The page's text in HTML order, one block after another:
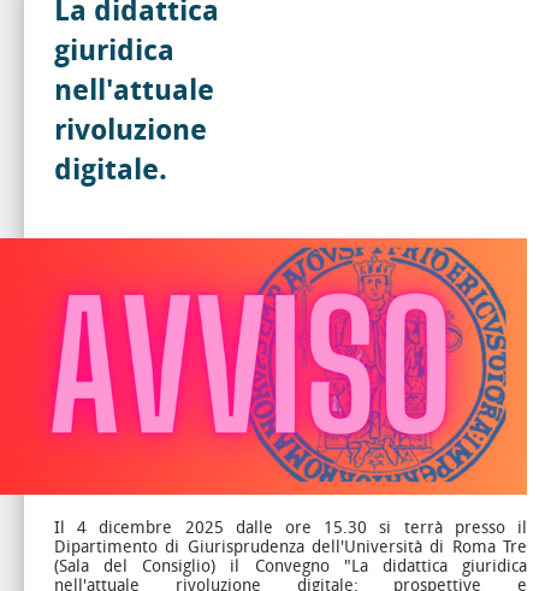
La didattica
giuridica
nell'attuale
rivoluzione
digitale.
Il 4 dicembre 2025 dalle ore 15.30 si terrà presso il
Dipartimento di Giurisprudenza dell'Università di Roma Tre
(Sala del Consiglio) il Convegno "La didattica giuridica
nell'attuale rivoluzione digitale: prospettive e